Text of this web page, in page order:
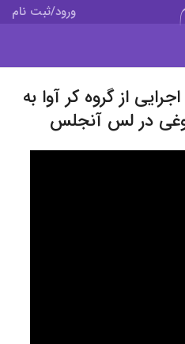
ورود/ثبت نام
از گروه کر آوا به
در لس آنجلس